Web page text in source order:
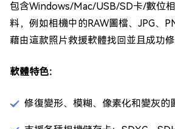
包含Windows/Mac/USB/SD卡/數位
料，例如相機中的RAW圖檔、JPG、
藉由這款照片救援軟體找回並且成功修
軟體特色：
修復變形、模糊、像素化和變灰的